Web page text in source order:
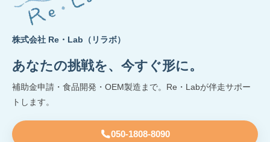
株式会社 Re・Lab（リラボ）
あなたの挑戦を、今すぐ形に。
補助金申請・食品開発・OEM製造まで。Re・Labが伴走サポー
トします。
050-1808-8090